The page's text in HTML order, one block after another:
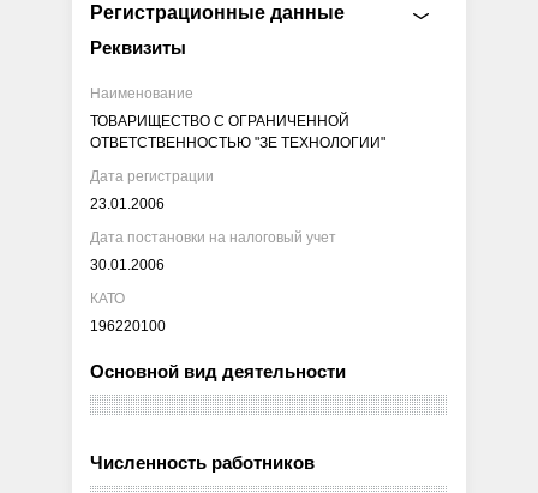
Регистрационные данные
Реквизиты
Наименование
ТОВАРИЩЕСТВО С ОГРАНИЧЕННОЙ
ОТВЕТСТВЕННОСТЬЮ "ЗЕ ТЕХНОЛОГИИ"
Дата регистрации
23.01.2006
Дата постановки на налоговый учет
30.01.2006
КАТО
196220100
Основной вид деятельности
Численность работников